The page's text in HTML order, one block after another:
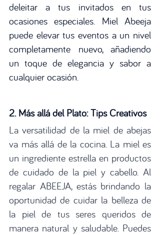
deleitar a tus invitados en tus
ocasiones especiales. Miel Abeeja
puede elevar tus eventos a un nivel
completamente nuevo, añadiendo
un toque de elegancia y sabor a
cualquier ocasión.
2. Más allá del Plato: Tips Creativos
La versatilidad de la miel de abejas
va más allá de la cocina. La miel es
un ingrediente estrella en productos
de cuidado de la piel y cabello. Al
regalar ABEEJA, estás brindando la
oportunidad de cuidar la belleza de
la piel de tus seres queridos de
manera natural y saludable. Puedes